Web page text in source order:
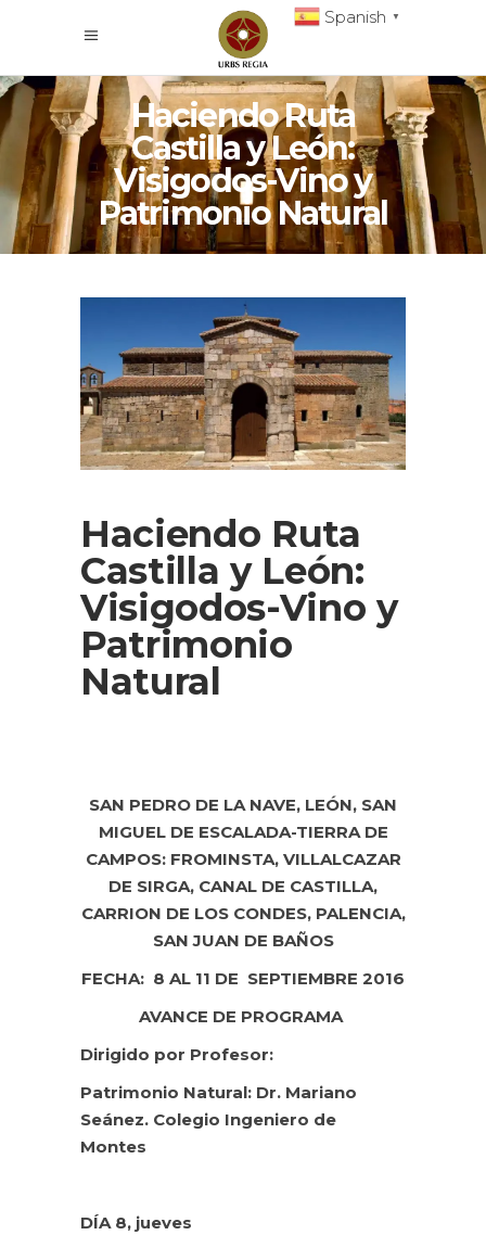
Spanish ▼
Haciendo Ruta
Castilla y León:
Visigodos-Vino y
Patrimonio Natural
Haciendo Ruta
Castilla y León:
Visigodos-Vino y
Patrimonio
Natural
SAN PEDRO DE LA NAVE, LEÓN, SAN
MIGUEL DE ESCALADA-TIERRA DE
CAMPOS: FROMINSTA, VILLALCAZAR
DE SIRGA, CANAL DE CASTILLA,
CARRION DE LOS CONDES, PALENCIA,
SAN JUAN DE BAÑOS
FECHA: 8 AL 11 DE SEPTIEMBRE 2016
AVANCE DE PROGRAMA
Dirigido por Profesor:
Patrimonio Natural: Dr. Mariano
Seánez. Colegio Ingeniero de
Montes
DÍA 8, jueves